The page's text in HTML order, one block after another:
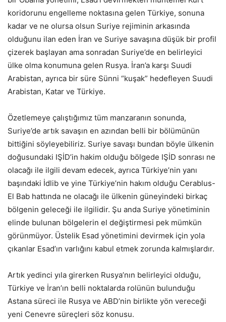
koridorunu engelleme noktasına gelen Türkiye, sonuna
kadar ve ne olursa olsun Suriye rejiminin arkasında
olduğunu ilan eden İran ve Suriye savaşına düşük bir profil
çizerek başlayan ama sonradan Suriye’de en belirleyici
ülke olma konumuna gelen Rusya. İran’a karşı Suudi
Arabistan, ayrıca bir süre Sünni “kuşak” hedefleyen Suudi
Arabistan, Katar ve Türkiye.
Özetlemeye çalıştığımız tüm manzaranın sonunda,
Suriye’de artık savaşın en azından belli bir bölümünün
bittiğini söyleyebiliriz. Suriye savaşı bundan böyle ülkenin
doğusundaki IŞİD’in hakim olduğu bölgede IŞİD sonrası ne
olacağı ile ilgili devam edecek, ayrıca Türkiye’nin yanı
başındaki İdlib ve yine Türkiye’nin hakım olduğu Cerablus-
El Bab hattında ne olacağı ile ülkenin güneyindeki birkaç
bölgenin geleceği ile ilgilidir. Şu anda Suriye yönetiminin
elinde bulunan bölgelerin el değiştirmesi pek mümkün
görünmüyor. Üstelik Esad yönetimini devirmek için yola
çıkanlar Esad’ın varlığını kabul etmek zorunda kalmışlardır.
Artık yedinci yıla girerken Rusya’nın belirleyici olduğu,
Türkiye ve İran’ın belli noktalarda rolünün bulunduğu
Astana süreci ile Rusya ve ABD’nin birlikte yön vereceği
yeni Cenevre süreçleri söz konusu.